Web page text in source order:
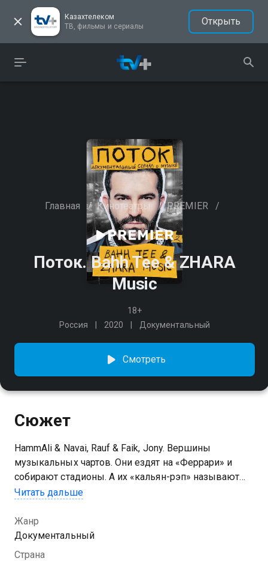
Казахтелеком
ТВ, фильмы и сериалы
Открыть
Главная / Кинотеатры / PREMIER /
Поток. Bahh Tee & ZHARA
Music
18+
Россия
2020 Документальный
Смотреть
Сюжет
HammAli & Navai, Rauf & Faik, Jony. Вершины
музыкальных чартов. Они ездят на «Феррари» и
собирают стадионы. А их «кальян-рэп» называют
монотонным и бездушным. Кто стоит за ними?
— про основателя лейбла Zhara Music Бахтияра
Алиева (Bahh Tee), который делает самую
популярную музыку в России прямо сейчас.
Читать дальше
Жанр
Документальный
Страна